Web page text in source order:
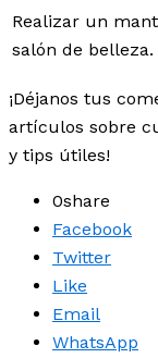
Realizar un
salón de belleza.
¡Déjanos tus
artículos sobre
y tips útiles!
0share
Facebook
Twitter
Like
Email
WhatsApp